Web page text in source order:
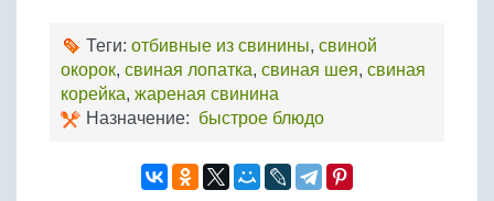
Теги: отбивные из свинины, свиной
окорок, свиная лопатка, свиная шея, свиная
корейка, жареная свинина
Назначение: быстрое блюдо